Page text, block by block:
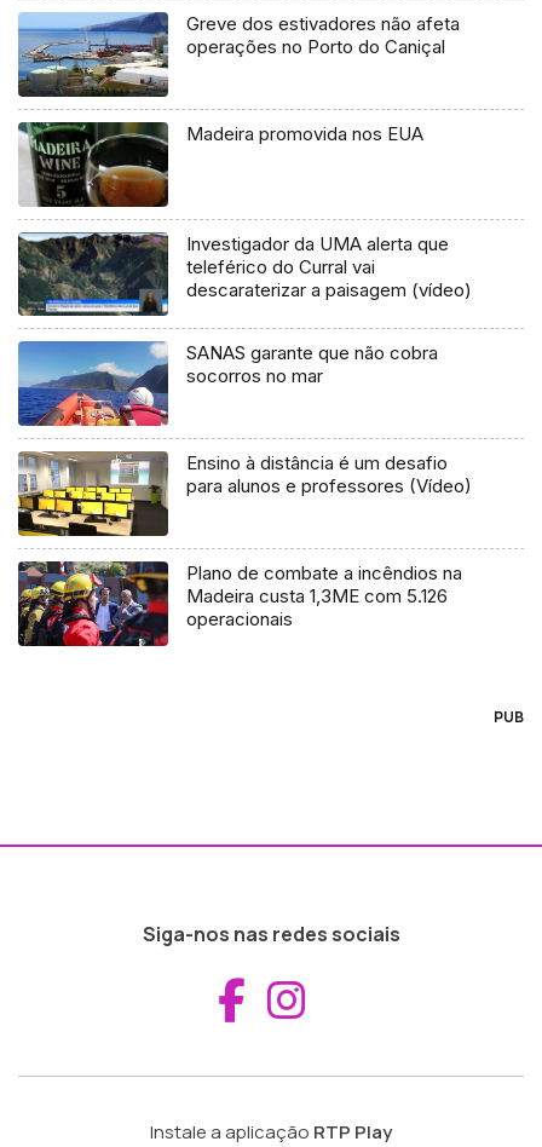
Greve dos estivadores não afeta
operações no Porto do Caniçal
Madeira promovida nos EUA
Investigador da UMA alerta que
teleférico do Curral vai
descaraterizar a paisagem (vídeo)
SANAS garante que não cobra
socorros no mar
Ensino à distância é um desafio
para alunos e professores (Vídeo)
Plano de combate a incêndios na
Madeira custa 1,3ME com 5.126
operacionais
PUB
Siga-nos nas redes sociais
Aceder ao
Instale a aplicação RTP Play